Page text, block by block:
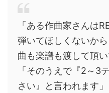
「ある作曲家さんは
弾いてほしくないか
曲も楽譜も渡して頂い
「そのうえで『2～3
さい』と言われます」